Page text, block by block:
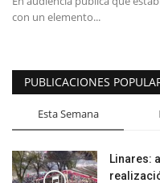
con un elemento...
PUBLICACIONES
Esta Semana
Linares: